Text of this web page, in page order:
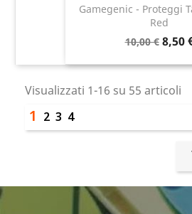
Gamegenic - Proteggi
Red
10,00 € 8,50
Visualizzati 1-16 su 55 articoli
1 2 3 4